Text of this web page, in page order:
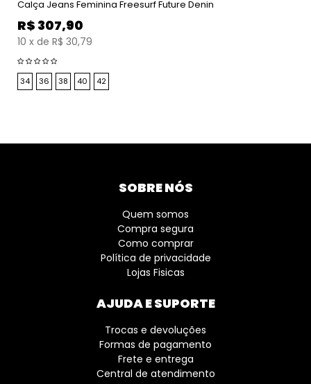
Calça Jeans Feminina Freesurf Future Denin
R$ 307,90
10 x de R$ 30,79
34 36 38 40 42
SOBRE NÓS
Quem somos
Compra segura
Como comprar
Política de privacidade
Lojas Fisicas
AJUDA E SUPORTE
Trocas e devoluções
Formas de pagamento
Frete e entrega
Central de atendimento